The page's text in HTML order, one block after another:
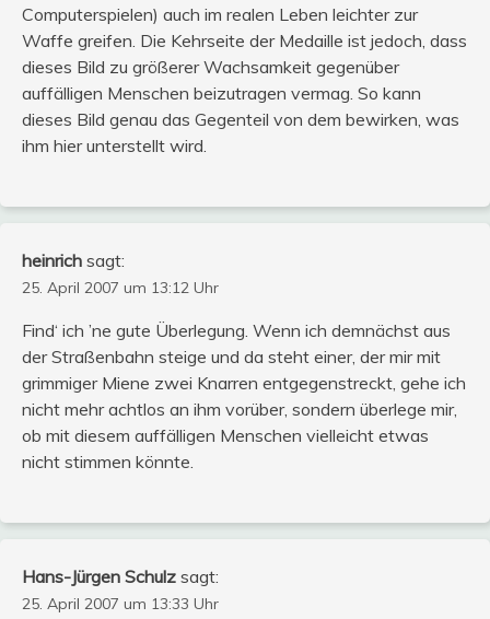
Computerspielen) auch im realen Leben leichter zur
Waffe greifen. Die Kehrseite der Medaille ist jedoch, dass
dieses Bild zu größerer Wachsamkeit gegenüber
auffälligen Menschen beizutragen vermag. So kann
dieses Bild genau das Gegenteil von dem bewirken, was
ihm hier unterstellt wird.
heinrich sagt:
25. April 2007 um 13:12 Uhr
Find‘ ich ’ne gute Überlegung. Wenn ich demnächst aus
der Straßenbahn steige und da steht einer, der mir mit
grimmiger Miene zwei Knarren entgegenstreckt, gehe ich
nicht mehr achtlos an ihm vorüber, sondern überlege mir,
ob mit diesem auffälligen Menschen vielleicht etwas
nicht stimmen könnte.
Hans-Jürgen Schulz sagt:
25. April 2007 um 13:33 Uhr